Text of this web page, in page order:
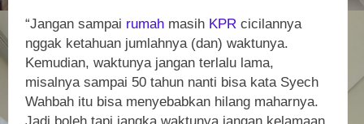
“Jangan sampai rumah masih KPR cicilannya
nggak ketahuan jumlahnya (dan) waktunya.
Kemudian, waktunya jangan terlalu lama,
misalnya sampai 50 tahun nanti bisa kata Syech
Wahbah itu bisa menyebabkan hilang maharnya.